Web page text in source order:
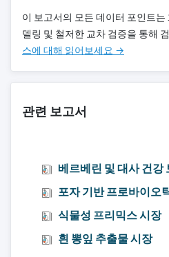
이 보고서의 모든 데이터 포인트
델링 및 철저한 교차 검증을 통해
스에 대해 읽어보세요 →
관련 보고서
베르베린 및 대사 건강
포자 기반 프로바이오
식물성 프리믹스 시장
흰 뽕잎 추출물 시장